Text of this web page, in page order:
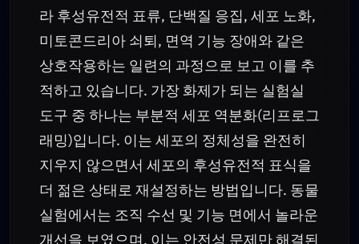
라 후성유전적 표류, 단백질 응집, 세포 노화,
미토콘드리아 쇠퇴, 면역 기능 장애와 같은
상호작용하는 일련의 과정으로 보고 이를 추
적하고 있습니다. 가장 화제가 되는 실험실
도구 중 하나는 부분적 세포 역분화(리프로그
래밍)입니다. 이는 세포의 정체성을 완전히
지우지 않으면서 세포의 후성유전적 표식을
더 젊은 상태로 재설정하는 방법입니다. 동물
실험에서는 조직 수선 및 기능 면에서 놀라운
개선을 보였으며, 이는 안전성 문제만 해결된